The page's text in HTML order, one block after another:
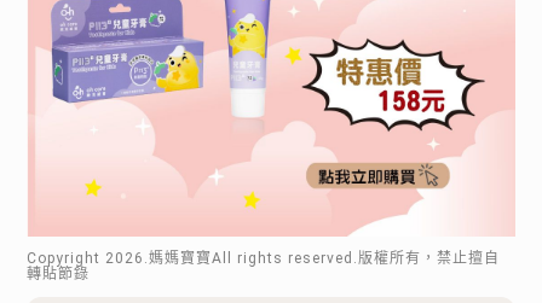
Copyright 2026 .媽媽寶寶All rights reserved.版權所有，禁止擅自
轉貼節錄